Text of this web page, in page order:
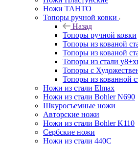
Ножи ТАНТО
Топоры ручной ковки
Назад
Топоры ручной ковки
Топоры из кованой
Топоры из кованой
Топоры из стали
Топоры с
Топоры из кованной
Ножи из стали Elmax
Ножи из стали Bohler N690
Шкуросъемные ножи
Авторские ножи
Ножи из стали Bohler K110
Сербские ножи
Ножи из стали 440С